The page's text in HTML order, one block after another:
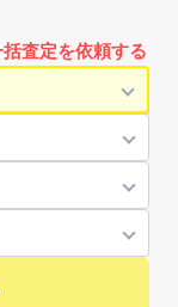
査定を依頼する